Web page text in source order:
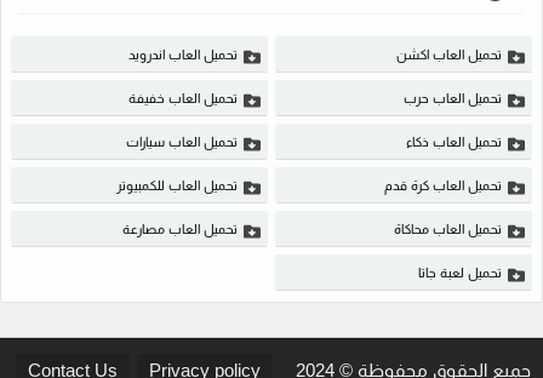
تحميل العاب اكشن تحميل العاب اندرويد
تحميل العاب حرب تحميل العاب خفيفة
تحميل العاب ذكاء تحميل العاب سيارات
تحميل العاب كرة قدم تحميل العاب للكمبيوتر
تحميل العاب محاكاة تحميل العاب مصارعة
تحميل لعبة جاتا
جميع الحقوق محفوظة © 2024 Contact Us Privacy policy